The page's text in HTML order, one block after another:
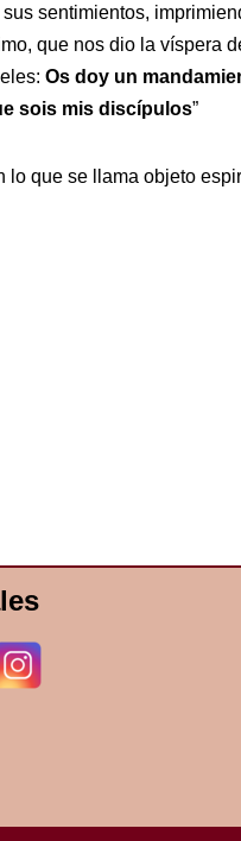
sentimientos,
que nos dio la víspera
Os doy un
sois mis discípulos”
lo que se llama objeto